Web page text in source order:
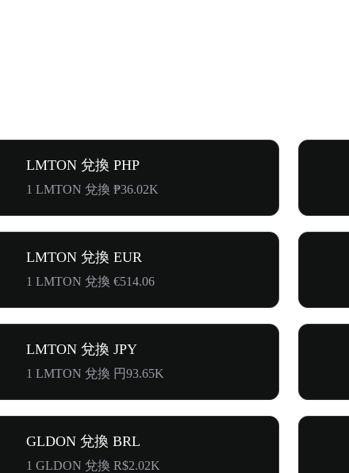
LMTON 兌換 PHP
1 LMTON 兌換 ₱36.02K
LMTON 兌換 EUR
1 LMTON 兌換 €514.06
LMTON 兌換 JPY
1 LMTON 兌換 円93.65K
GLDON 兌換 BRL
1 GLDON 兌換 R$2.02K